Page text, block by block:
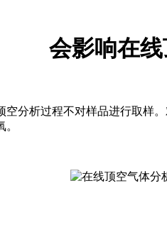
会影响在
分析过程不对样品进行取样